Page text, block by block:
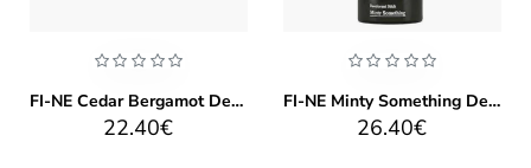
FI-NE Cedar Bergamot Deodorant Cream
22.40€
FI-NE Minty Something Desodorante Stick
26.40€